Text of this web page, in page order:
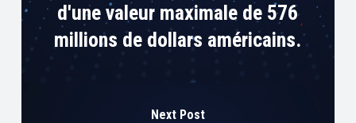
d'une valeur maximale de 576
millions de dollars américains.
Next Post